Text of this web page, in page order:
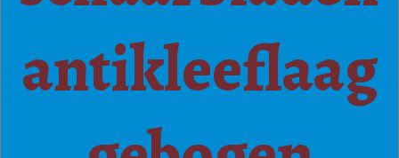
antikleeflaag